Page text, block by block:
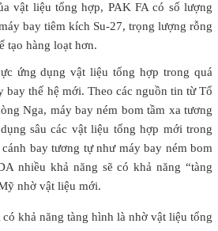
vật liệu tổng hợp, PAK FA có số lượng
bay tiêm kích Su-27, trọng lượng rỗng
tạo hàng loạt hơn.
ứng dụng vật liệu tổng hợp trong quá
bay thế hệ mới. Theo các nguồn tin từ Tổ
Nga, máy bay ném bom tầm xa tương
sâu các vật liệu tổng hợp mới trong
bay tương tự như máy bay ném bom
nhiều khả năng sẽ có khả năng “tàng
nhờ vật liệu mới.